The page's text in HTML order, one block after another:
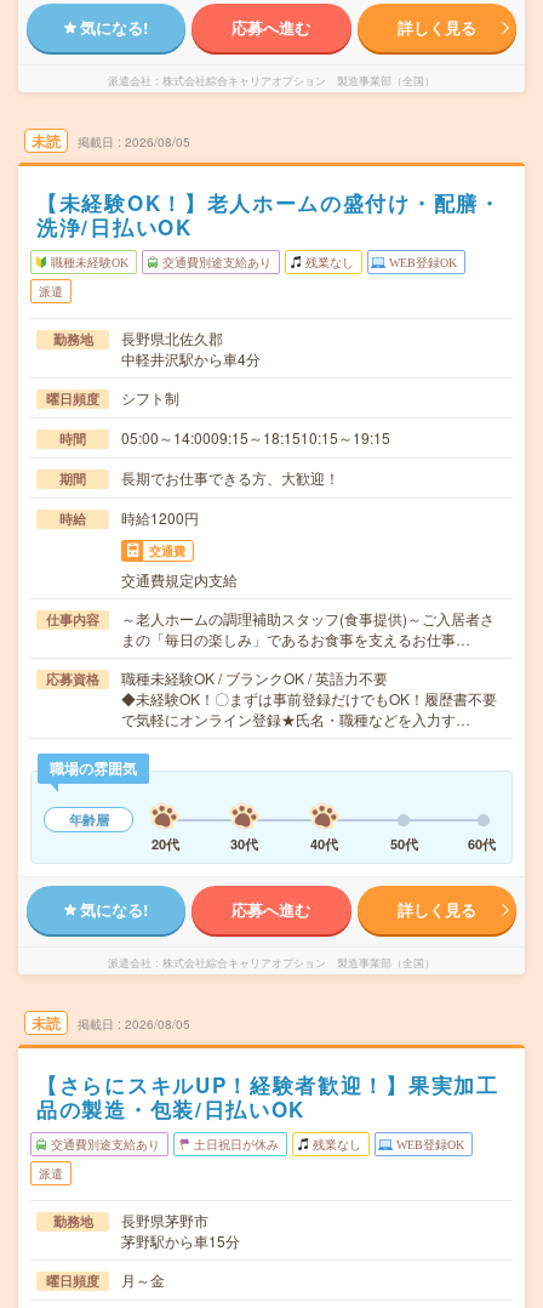
気になる! 応募へ進む 詳しく見る
派遣会社 株式会社綜合キャリアオプション 製造事業部（全国）
未読 掲載日 2026/08/05
【未経験OK！】老人ホームの盛付け・配膳・
洗浄/日払いOK
職種未経験OK 交通費別途支給あり 残業なし WEB登録OK
派遣
勤務地
長野県北佐久郡
中軽井沢駅から車4分
曜日頻度 シフト制
時間 05:00～14:0009:15～18:1510:15～19:15
期間 長期でお仕事できる方、大歓迎！
時給 時給1200円
交通費
交通費規定内支給
仕事内容
～老人ホームの調理補助スタッフ(食事提供)～ご入居者さ
まの「毎日の楽しみ」であるお食事を支えるお仕事…
応募資格
職種未経験OK / ブランクOK / 英語力不要
◆未経験OK！〇まずは事前登録だけでもOK！履歴書不要
で気軽にオンライン登録★氏名・職種などを入力す…
職場の雰囲気
年齢層
20代
30代 40代 50代 60代
気になる! 応募へ進む 詳しく見る
派遣会社 株式会社綜合キャリアオプション 製造事業部（全国）
未読 掲載日 2026/08/05
【さらにスキルUP！経験者歓迎！】果実加工
品の製造・包装/日払いOK
交通費別途支給あり 土日祝日が休み 残業なし WEB登録OK
派遣
勤務地
長野県茅野市
茅野駅から車15分
曜日頻度 月～金